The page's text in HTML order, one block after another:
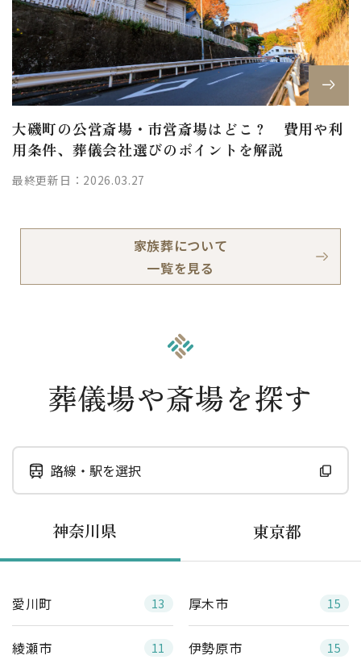
大磯町の公営斎場・市営斎場はどこ？ 費用や利
用条件、葬儀会社選びのポイントを解説
最終更新日：2026.03.27
家族葬について
一覧を見る
葬儀場や斎場を探す
路線・駅を選択
神奈川県 東京都
愛川町 13 厚木市 15
綾瀬市 11 伊勢原市 15